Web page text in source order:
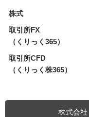
率は、2営業日以上
昇率・下落率に一定
ず、それが長期にわ
投資効果が得られな
権証券は、上場期間
の有価証券であり、
株価指数CFDでは建
当額・配当相当額
株式
取引所FX
（くりっく365）
取引所CFD
（くりっく株365）
株式会